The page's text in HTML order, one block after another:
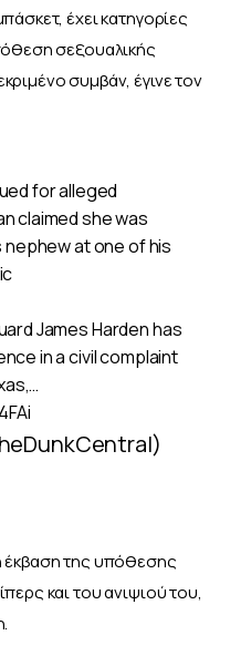
έχει κατηγορίες
σεξουαλικής
συμβάν, έγινε τον
for alleged
claimed she was
at one of his
James Harden has
in a civil complaint
έκβαση της υπόθεσης
και του ανιψιού του,